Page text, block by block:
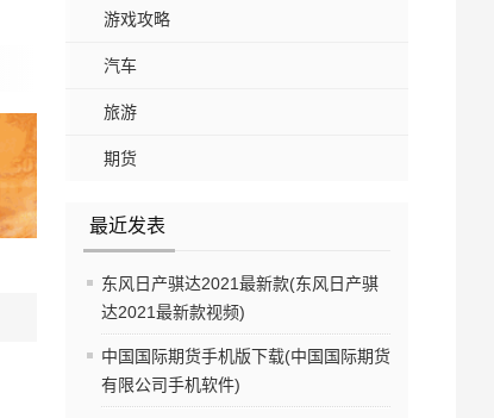
游戏攻略
汽车
旅游
期货
最近发表
东风日产骐达2021最新款(东风日产骐
达2021最新款视频)
中国国际期货手机版下载(中国国际期货
有限公司手机软件)